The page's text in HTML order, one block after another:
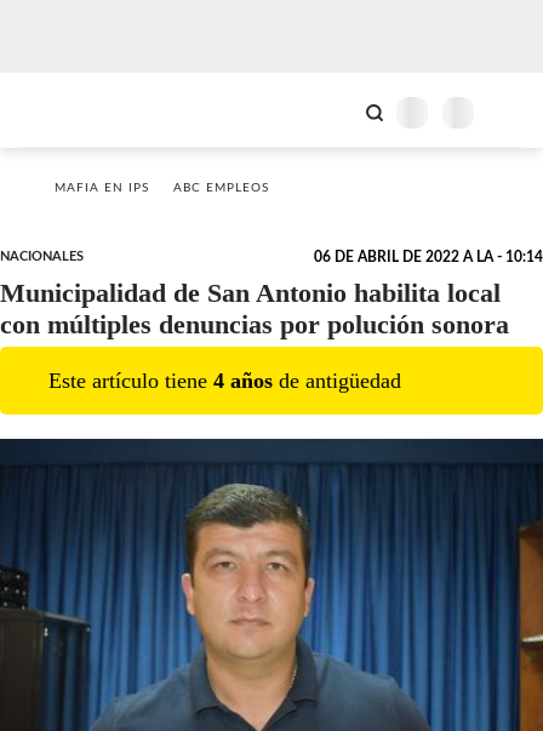
MAFIA EN IPS ABC EMPLEOS
NACIONALES 06 DE ABRIL DE 2022 A LA - 10:14
Municipalidad de San Antonio habilita local
con múltiples denuncias por polución sonora
Este artículo tiene 4 años de antigüedad